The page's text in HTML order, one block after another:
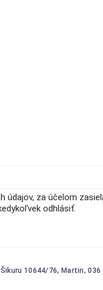
údajov, za účelom
odhlásiť.
10644/76, Martin, 036